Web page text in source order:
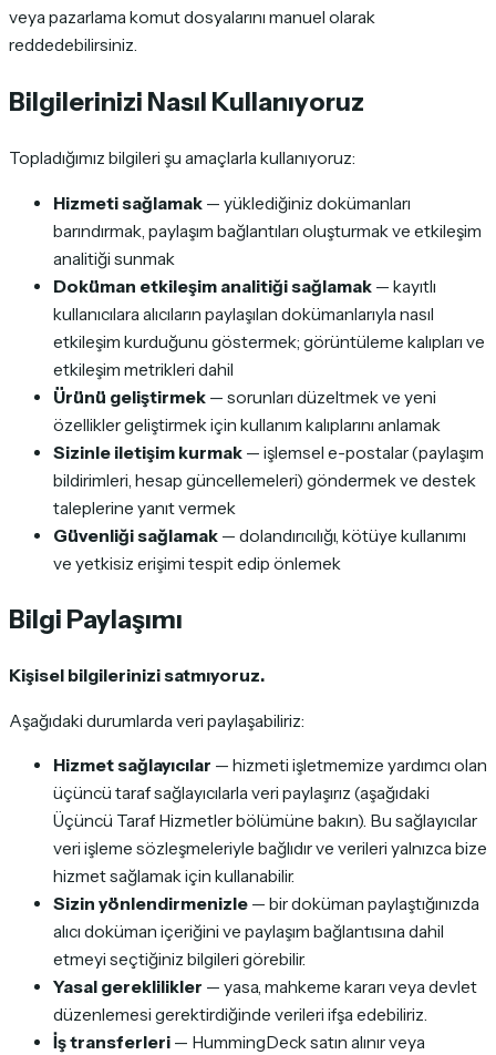
veya pazarlama komut dosyalarını manuel olarak
reddedebilirsiniz.
Bilgilerinizi Nasıl Kullanıyoruz
Topladığımız bilgileri şu amaçlarla kullanıyoruz:
Hizmeti sağlamak — yüklediğiniz dokümanları
barındırmak, paylaşım bağlantıları oluşturmak ve etkileşim
analitiği sunmak
Doküman etkileşim analitiği sağlamak — kayıtlı
kullanıcılara alıcıların paylaşılan dokümanlarıyla nasıl
etkileşim kurduğunu göstermek; görüntüleme kalıpları ve
etkileşim metrikleri dahil
Ürünü geliştirmek — sorunları düzeltmek ve yeni
özellikler geliştirmek için kullanım kalıplarını anlamak
Sizinle iletişim kurmak — işlemsel e-postalar (paylaşım
bildirimleri, hesap güncellemeleri) göndermek ve destek
taleplerine yanıt vermek
Güvenliği sağlamak — dolandırıcılığı, kötüye kullanımı
ve yetkisiz erişimi tespit edip önlemek
Bilgi Paylaşımı
Kişisel bilgilerinizi satmıyoruz.
Aşağıdaki durumlarda veri paylaşabiliriz:
Hizmet sağlayıcılar — hizmeti işletmemize yardımcı olan
üçüncü taraf sağlayıcılarla veri paylaşırız (aşağıdaki
Üçüncü Taraf Hizmetler bölümüne bakın). Bu sağlayıcılar
veri işleme sözleşmeleriyle bağlıdır ve verileri yalnızca bize
hizmet sağlamak için kullanabilir.
Sizin yönlendirmenizle — bir doküman paylaştığınızda
alıcı doküman içeriğini ve paylaşım bağlantısına dahil
etmeyi seçtiğiniz bilgileri görebilir.
Yasal gereklilikler — yasa, mahkeme kararı veya devlet
düzenlemesi gerektirdiğinde verileri ifşa edebiliriz.
İş transferleri — HummingDeck satın alınır veya